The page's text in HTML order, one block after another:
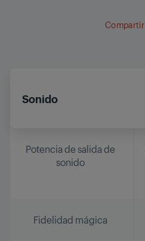
Compartir
Sonido
Potencia de salida de
sonido
Fidelidad mágica